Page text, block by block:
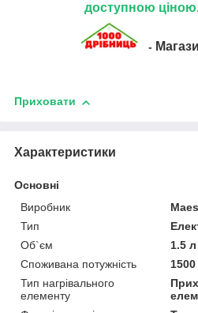
доступною
-
Приховати
Характеристики
Основні
Виробник
Тип
Об`єм
1.5 л
Споживана потужність
Тип нагрівального
елементу